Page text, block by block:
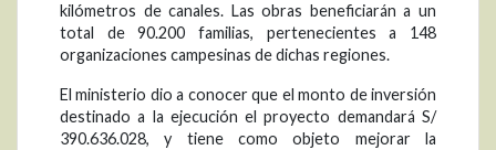
kilómetros de canales. Las obras beneficiarán a un
total de 90.200 familias, pertenecientes a 148
organizaciones campesinas de dichas regiones.
El ministerio dio a conocer que el monto de inversión
destinado a la ejecución el proyecto demandará S/
390.636.028, y tiene como objeto mejorar la